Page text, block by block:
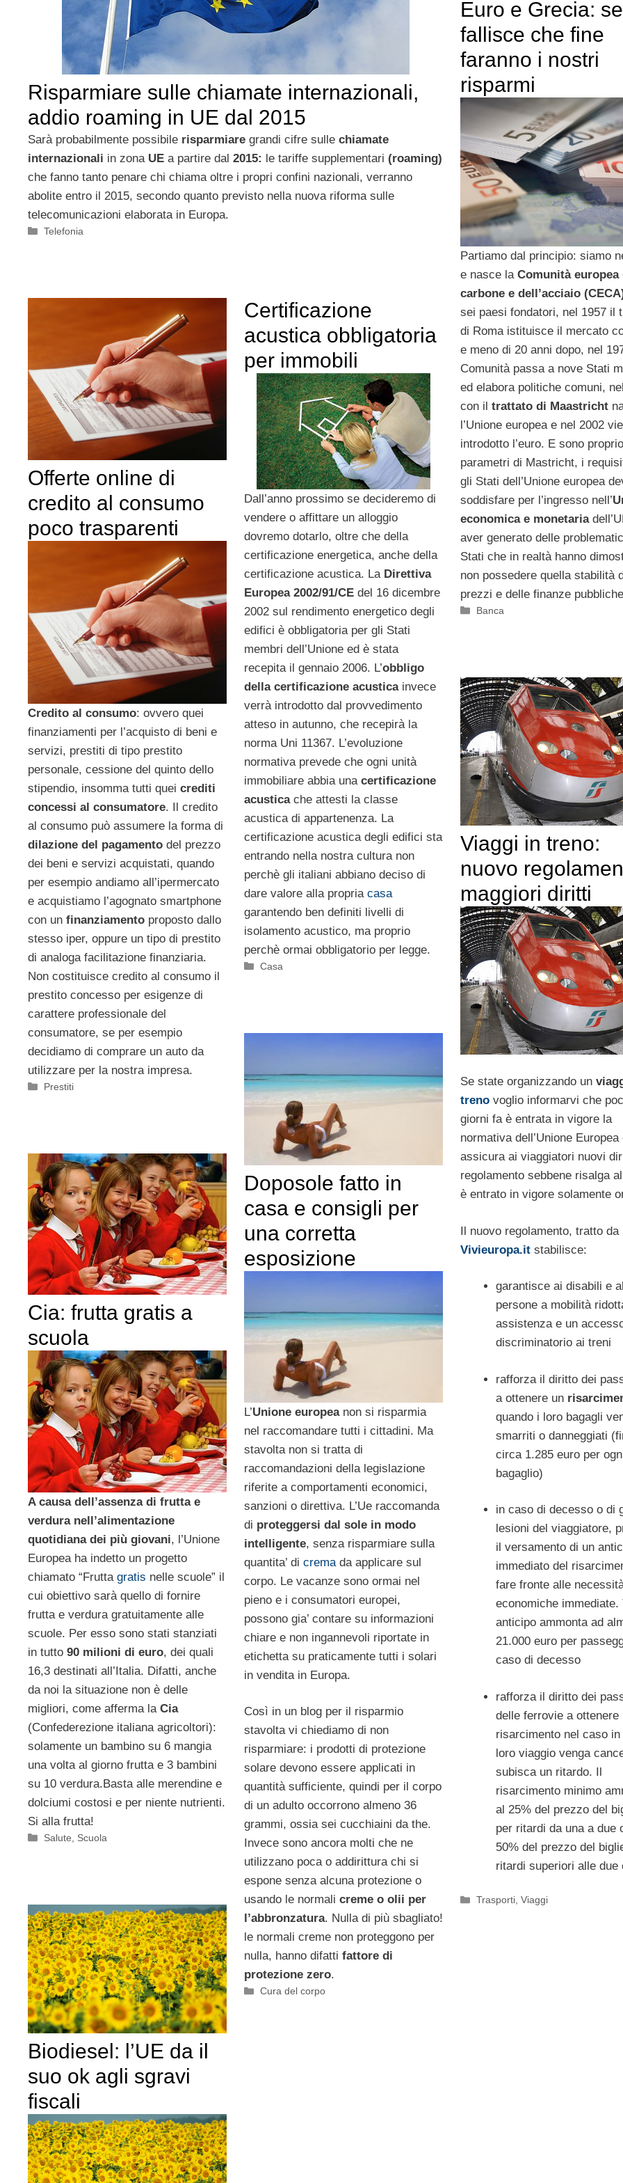
Risparmiare sulle chiamate internazionali,
addio roaming in UE dal 2015
Sarà probabilmente possibile risparmiare grandi cifre sulle chiamate
internazionali in zona UE a partire dal 2015: le tariffe supplementari (roaming)
che fanno tanto penare chi chiama oltre i propri confini nazionali, verranno
abolite entro il 2015, secondo quanto previsto nella nuova riforma sulle
telecomunicazioni elaborata in Europa.
Categorie
Telefonia
Euro e Grecia: se
fallisce che fine
faranno i nostri
risparmi
Partiamo dal principio: siamo
e nasce la Comunità europea
carbone e dell’acciaio
sei paesi fondatori, nel 1957 il
di Roma istituisce il mercato
e meno di 20 anni dopo, nel
Comunità passa a nove Stati
ed elabora politiche comuni,
con il trattato di Maastricht
l’Unione europea e nel 2002
introdotto l’euro. E sono
parametri di Mastricht, i
gli Stati dell’Unione europea
soddisfare per l’ingresso nell’
economica e monetaria
aver generato delle
Stati che in realtà hanno
non possedere quella stabilità
prezzi e delle finanze
Categorie
Banca
Offerte online di
credito al consumo
poco trasparenti
Credito al consumo: ovvero quei
finanziamenti per l’acquisto di beni e
servizi, prestiti di tipo prestito
personale, cessione del quinto dello
stipendio, insomma tutti quei crediti
concessi al consumatore. Il credito
al consumo può assumere la forma di
dilazione del pagamento del prezzo
dei beni e servizi acquistati, quando
per esempio andiamo all’ipermercato
e acquistiamo l’agognato smartphone
con un finanziamento proposto dallo
stesso iper, oppure un tipo di prestito
di analoga facilitazione finanziaria.
Non costituisce credito al consumo il
prestito concesso per esigenze di
carattere professionale del
consumatore, se per esempio
decidiamo di comprare un auto da
utilizzare per la nostra impresa.
Categorie
Prestiti
Certificazione
acustica obbligatoria
per immobili
Dall’anno prossimo se decideremo di
vendere o affittare un alloggio
dovremo dotarlo, oltre che della
certificazione energetica, anche della
certificazione acustica. La Direttiva
Europea 2002/91/CEdel 16 dicembre
2002 sul rendimento energetico degli
edifici è obbligatoria per gli Stati
membri dell’Unione ed è stata
recepita il gennaio 2006. L’obbligo
della certificazione acusticainvece
verrà introdotto dal provvedimento
atteso in autunno, che recepirà la
norma Uni 11367. L’evoluzione
normativa prevede che ogni unità
immobiliare abbia una certificazione
acusticache attesti la classe
acustica di appartenenza. La
certificazione acustica degli edifici sta
entrando nella nostra cultura non
perchè gli italiani abbiano deciso di
dare valore alla propria casa
garantendo ben definiti livelli di
isolamento acustico, ma proprio
perchè ormai obbligatorio per legge.
Categorie
Casa
Viaggi in treno:
nuovo
maggiori diritti
Se state organizzando un
trenovoglio informarvi che
giorni fa è entrata in vigore la
normativa dell’Unione Europea
assicura ai viaggiatori nuovi
regolamento sebbene risalga
è entrato in vigore solamente
Il nuovo regolamento, tratto da
Vivieuropa.itstabilisce:
garantisce ai disabili e
persone a mobilità
assistenza e un
discriminatorio ai treni
rafforza il diritto dei
a ottenere un
quando i loro bagagli
smarriti o danneggiati
circa 1.285 euro per
bagaglio)
in caso di decesso o di
lesioni del viaggiatore,
il versamento di un
immediato del
fare fronte alle
economiche immediate.
anticipo ammonta ad
21.000 euro per
caso di decesso
rafforza il diritto dei
delle ferrovie a ottenere
risarcimento nel caso
loro viaggio venga
subisca un ritardo. Il
risarcimento minimo
al 25% del prezzo del
per ritardi da una a due
50% del prezzo del
ritardi superiori alle due
Categorie
Trasporti,Viaggi
Doposole fatto in
casa e consigli per
una corretta
esposizione
L’Unione europeanon si risparmia
nel raccomandare tutti i cittadini. Ma
stavolta non si tratta di
raccomandazioni della legislazione
riferite a comportamenti economici,
sanzioni o direttiva. L’Ue raccomanda
di proteggersi dal sole in modo
intelligente, senza risparmiare sulla
quantita’ di cremada applicare sul
corpo. Le vacanze sono ormai nel
pieno e i consumatori europei,
possono gia’ contare su informazioni
chiare e non ingannevoli riportate in
etichetta su praticamente tutti i solari
in vendita in Europa.
Così in un blog per il risparmio
stavolta vi chiediamo di non
risparmiare: i prodotti di protezione
solare devono essere applicati in
quantità sufficiente, quindi per il corpo
di un adulto occorrono almeno 36
grammi, ossia sei cucchiaini da the.
Invece sono ancora molti che ne
utilizzano poca o addirittura chi si
espone senza alcuna protezione o
usando le normali creme o olii per
l’abbronzatura. Nulla di più sbagliato!
le normali creme non proteggono per
nulla, hanno difatti fattore di
protezione zero.
Categorie
Cura del corpo
Cia: frutta gratis a
scuola
A causa dell’assenza di frutta e
verdura nell’alimentazione
quotidiana dei più giovani, l’Unione
Europea ha indetto un progetto
chiamato “Frutta gratis nelle scuole” il
cui obiettivo sarà quello di fornire
frutta e verdura gratuitamente alle
scuole. Per esso sono stati stanziati
in tutto 90 milioni di euro, dei quali
16,3 destinati all’Italia. Difatti, anche
da noi la situazione non è delle
migliori, come afferma la Cia
(Confederezione italiana agricoltori):
solamente un bambino su 6 mangia
una volta al giorno frutta e 3 bambini
su 10 verdura.Basta alle merendine e
dolciumi costosi e per niente nutrienti.
Si alla frutta!
Categorie
Salute Scuola
Biodiesel: l’UE da il
suo ok agli sgravi
fiscali